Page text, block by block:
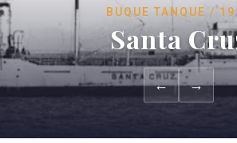
BUQUE TANQUE /
Santa
← →